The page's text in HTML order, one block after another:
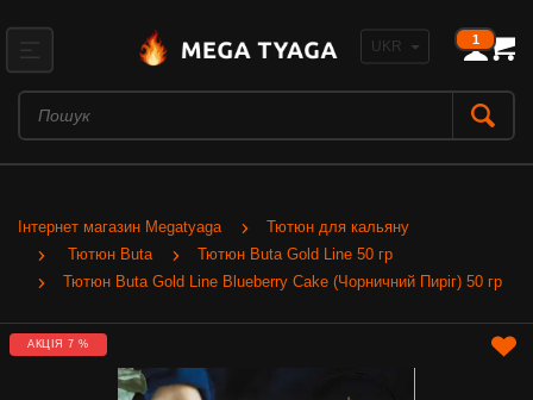
1
Інтернет магазин Megatyaga
Тютюн для кальяну
Тютюн Buta
Тютюн Buta Gold Line 50 гр
Тютюн Buta Gold Line Blueberry Cake (Чорничний Пиріг) 50 гр
АКЦІЯ 7 %